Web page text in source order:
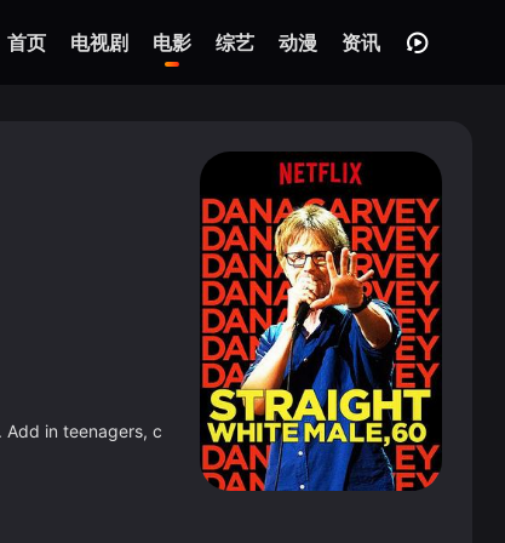
首页 电视剧 电影 综艺 动漫 资讯
in teenagers, c